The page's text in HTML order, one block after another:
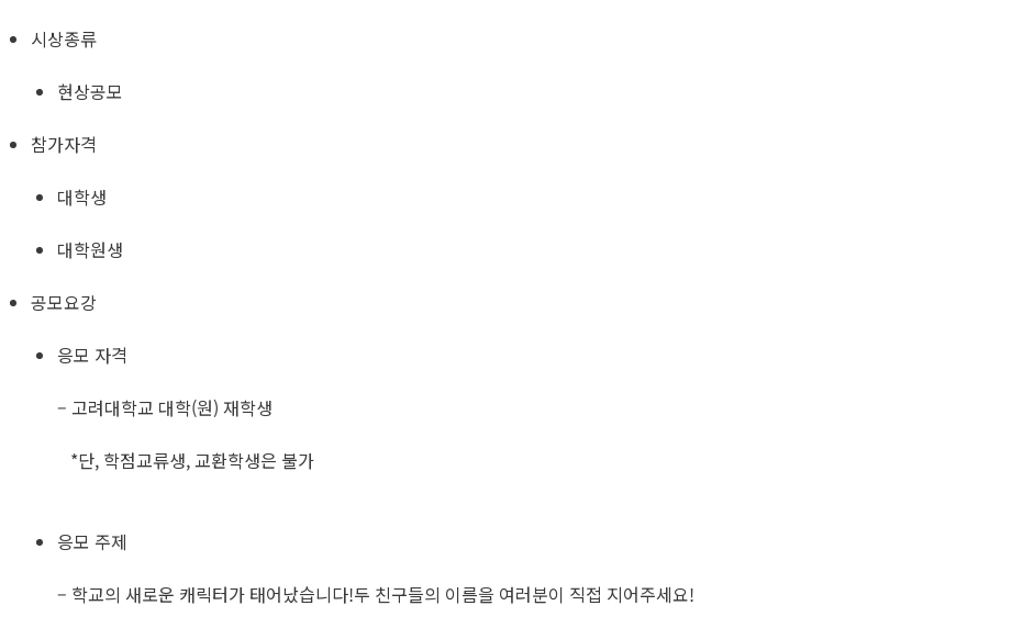
시상종류
현상공모
참가자격
대학생
대학원생
공모요강
응모 자격
– 고려대학교 대학(원) 재학생
*단, 학점교류생, 교환학생은 불가
응모 주제
– 학교의 새로운 캐릭터가 태어났습니다!​두 친구들의 이름을 여러분이 직접 지어주세요!